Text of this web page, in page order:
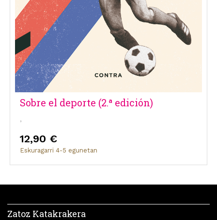
Sobre el deporte (2.ª edición)
,
12,90 €
Eskuragarri 4-5 egunetan
Zatoz Katakrakera